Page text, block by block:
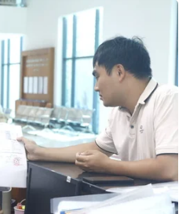
Thời tiết ngày 6/8: Bão số 3
đã di chuyển ra ngoài Biển
Đông
05/08/2026 23:15